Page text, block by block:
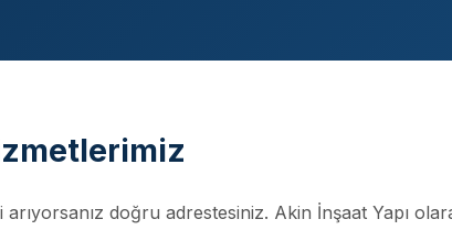
doğru adrestesiniz. Akin İnşaat Yapı